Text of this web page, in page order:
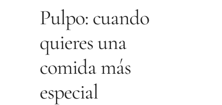
Pulpo: cuando
quieres una
comida más
especial